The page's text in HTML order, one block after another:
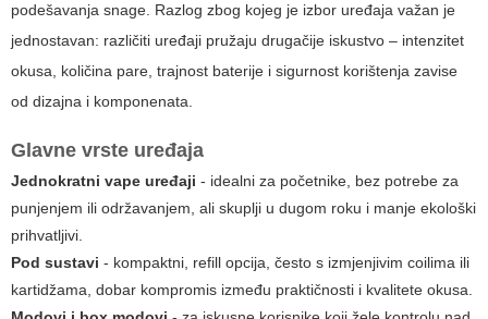
podešavanja snage. Razlog zbog kojeg je izbor uređaja važan je
jednostavan: različiti uređaji pružaju drugačije iskustvo – intenzitet
okusa, količina pare, trajnost baterije i sigurnost korištenja zavise
od dizajna i komponenata.
Glavne vrste uređaja
Jednokratni vape uređaji - idealni za početnike, bez potrebe za
punjenjem ili održavanjem, ali skuplji u dugom roku i manje ekološki
prihvatljivi.
Pod sustavi - kompaktni, refill opcija, često s izmjenjivim coilima ili
kartidžama, dobar kompromis između praktičnosti i kvalitete okusa.